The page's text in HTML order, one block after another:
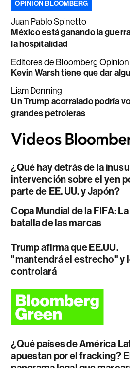
OPINIÓN BLOOMBERG
Juan Pablo Spinetto
México está ganando la
la hospitalidad
Editores de Bloomberg Opinion
Kevin Warsh tiene que dar
Liam Denning
Un Trump acorralado podría
grandes petroleras
¿Qué hay detrás de la
intervención sobre el yen
parte de EE. UU. y Japón?
Copa Mundial de la FIFA: La
batalla de las marcas
Trump afirma que EE.UU.
"mantendrá el estrecho" y
controlará
¿Qué países de América
apuestan por el fracking?